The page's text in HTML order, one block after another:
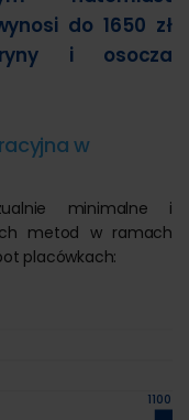
do 1650 zł
i osocza
w
minimalne i
metod w ramach
placówkach:
1100 zł